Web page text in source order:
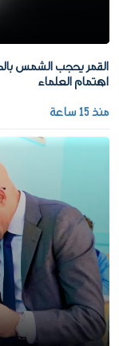
القمر يحجب الشمس
اهتمام العلماء
منذ 15 ساعة